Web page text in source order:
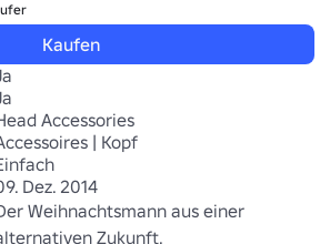
Kaufen
Accessories
| Kopf
Dez. 2014
Weihnachtsmann aus einer
Zukunft.